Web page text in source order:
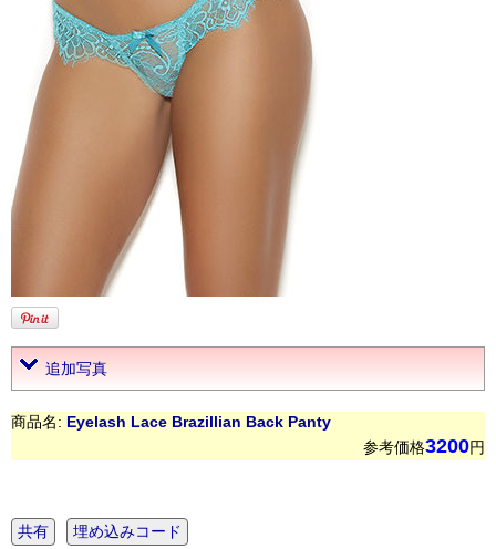
追加写真
商品名: Eyelash Lace Brazillian Back Panty
参考価格3200円
共有 埋め込みコード